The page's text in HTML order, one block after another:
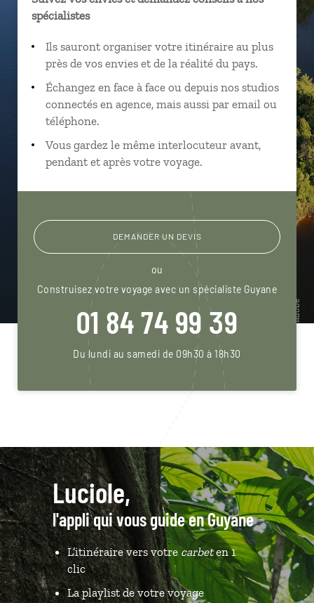
spécialistes
Ils sauront organiser votre itinéraire au plus
près de vos envies et de la réalité du pays.
Échangez en face à face ou depuis nos studios
connectés en agence, mais aussi par email ou
téléphone.
Vous gardez le même interlocuteur avant,
pendant et après votre voyage.
DEMANDER UN DEVIS
ou
Construisez votre voyage avec un spécialiste Guyane
01 84 74 99 39
Du lundi au samedi de 09h30 à 18h30
Luciole,
l'appli qui vous guide en Guyane
L’itinéraire vers votrecarbeten 1
clic
La playlist de votre voyage